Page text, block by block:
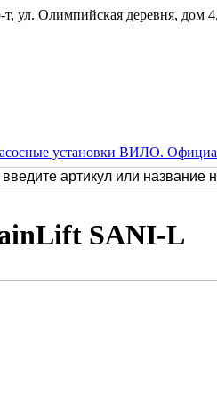
ул. Олимпийская деревня, дом 4,
установки ВИЛО.
SANI-L